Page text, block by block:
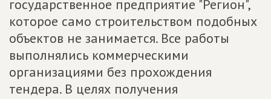
государственное предприятие "Регион",
которое само строительством подобных
объектов не занимается. Все работы
выполнялись коммерческими
организациями без прохождения
тендера. В целях получения